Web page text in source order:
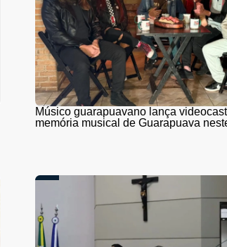
Músico guarapuavano lança
memória musical de Guarapuava